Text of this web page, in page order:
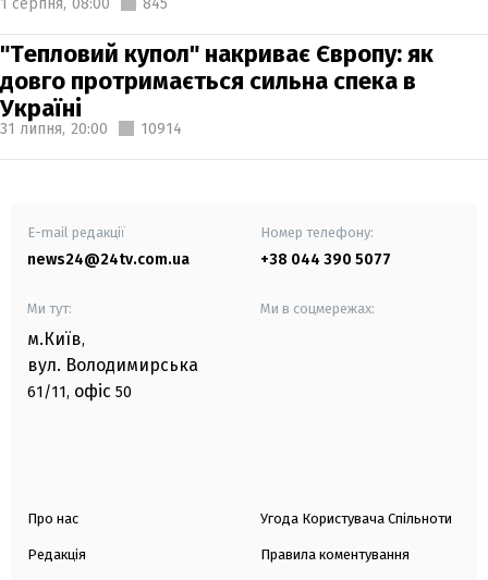
"Тепловий купол" накриває Європу: як
довго протримається сильна спека в
Україні
31 липня, 20:00 10914
E-mail редакції
news24@24tv.com.ua
Номер телефону:
+38 044 390 5077
Ми тут:
м.Київ,
вул. Володимирська
61/11, офіс 50
Ми в соцмережах:
Про нас
Редакція
Угода Користувача Спільноти
Правила коментування